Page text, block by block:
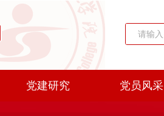
党建研究 党员风采